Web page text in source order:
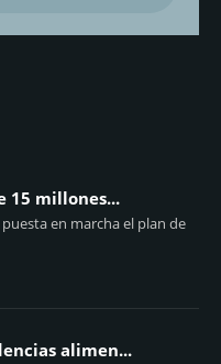
15 millones...
en marcha el plan de
alimen...